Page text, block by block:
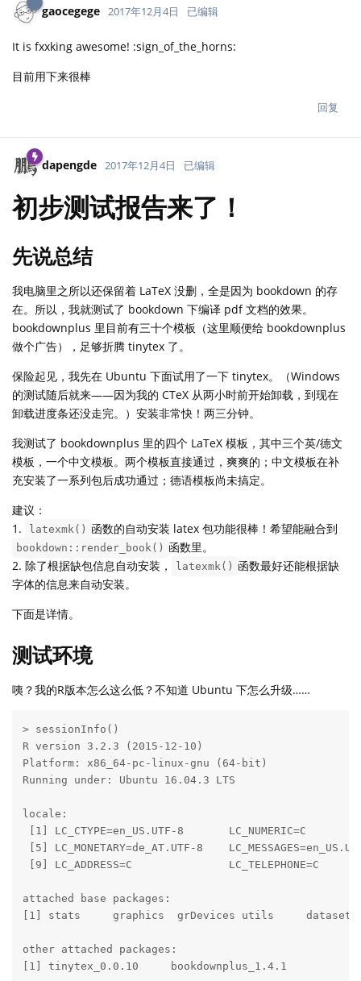
gaocegege 2017年12月4日 已编辑
It is fxxking awesome! :sign_of_the_horns:
目前用下来很棒
回复
dapengde 2017年12月4日 已编辑
初步测试报告来了！
先说总结
我电脑里之所以还保留着 LaTeX 没删，全是因为 bookdown 的存
在。所以，我就测试了 bookdown 下编译 pdf 文档的效果。
bookdownplus 里目前有三十个模板（这里顺便给 bookdownplus
做个广告），足够折腾 tinytex 了。
保险起见，我先在 Ubuntu 下面试用了一下 tinytex。（Windows
的测试随后就来——因为我的 CTeX 从两小时前开始卸载，到现在
卸载进度条还没走完。）安装非常快！两三分钟。
我测试了 bookdownplus 里的四个 LaTeX 模板，其中三个英/德文
模板，一个中文模板。两个模板直接通过，爽爽的；中文模板在补
充安装了一系列包后成功通过；德语模板尚未搞定。
建议：
1.
latexmk() 函数的自动安装 latex 包功能很棒！希望能融合到
bookdown::render_book() 函数里。
2. 除了根据缺包信息自动安装，
latexmk() 函数最好还能根据缺
字体的信息来自动安装。
下面是详情。
测试环境
咦？我的R版本怎么这么低？不知道 Ubuntu 下怎么升级……
> sessionInfo()
R version 3.2.3 (2015-12-10)
Platform: x86_64-pc-linux-gnu (64-bit)
Running under: Ubuntu 16.04.3 LTS
locale:
[1] LC_CTYPE=en_US.UTF-8       LC_NUMERIC=C
[5] LC_MONETARY=de_AT.UTF-8
[9] LC_ADDRESS=C               LC_TELEPHONE=C
attached base packages:
[1] stats     graphics  grDevices utils
other attached packages:
[1] tinytex_0.0.10     bookdownplus_1.4.1